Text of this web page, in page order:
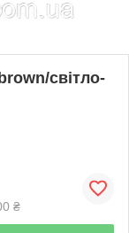
світло-
₴